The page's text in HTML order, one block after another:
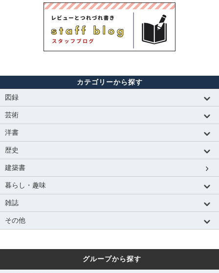
カテゴリーから探す
図録
芸術
洋書
歴史
建築書
暮らし・趣味
雑誌
その他
グループから探す